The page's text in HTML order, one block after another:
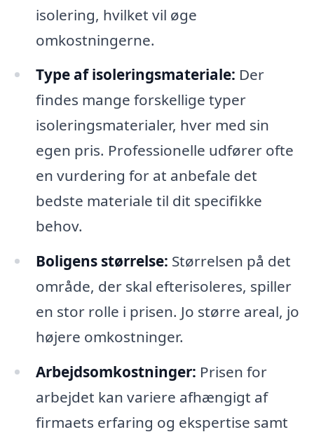
isolering, hvilket vil øge
omkostningerne.
Type af isoleringsmateriale: Der
findes mange forskellige typer
isoleringsmaterialer, hver med sin
egen pris. Professionelle udfører ofte
en vurdering for at anbefale det
bedste materiale til dit specifikke
behov.
Boligens størrelse: Størrelsen på det
område, der skal efterisoleres, spiller
en stor rolle i prisen. Jo større areal, jo
højere omkostninger.
Arbejdsomkostninger: Prisen for
arbejdet kan variere afhængigt af
firmaets erfaring og ekspertise samt